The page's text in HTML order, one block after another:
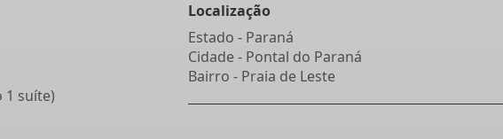
1 suíte)
Localização
Estado - Paraná
Cidade - Pontal do Paraná
Bairro - Praia de Leste